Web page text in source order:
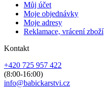
Můj účet
Moje objednávky
Moje adresy
Reklamace, vrácení zboží
Kontakt
+420 725 957 422
(8:00-16:00)
info@babickarstvi.cz